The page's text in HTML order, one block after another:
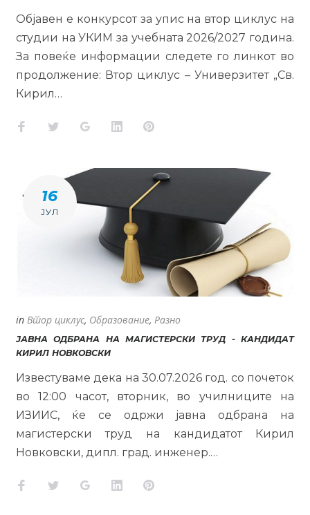
Објавен е конкурсот за упис на втор циклус на
студии на УКИМ за учебната 2026/2027 година.
За повеќе информации следете го линкот во
продолжение: Втор циклус – Универзитет „Св.
Кирил…
Facebook
TwitterGoogle+LinkedInPinterest
16
ЈУЛ
in Втор циклус, Образование, Разно
ЈАВНА ОДБРАНА НА МАГИСТЕРСКИ ТРУД - КАНДИДАТ
КИРИЛ НОВКОВСКИ
Известуваме дека на 30.07.2026 год. со почеток
во 12:00 часот, вторник, во училниците на
ИЗИИС, ќе се одржи јавна одбрана на
магистерски труд на кандидатот Кирил
Новковски, дипл. град. инженер.…
Facebook
TwitterGoogle+LinkedInPinterest